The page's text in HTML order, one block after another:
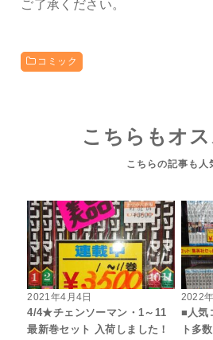
ご了承ください。
コミック
こちらもオス
2021年4月4日
4/4★チェンソーマン・1～11
最新巻セット 入荷しました！
2022
■人気
ト多